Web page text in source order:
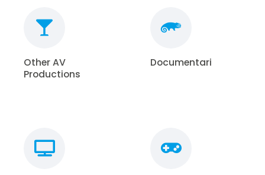
Other AV
Productions
Documentari